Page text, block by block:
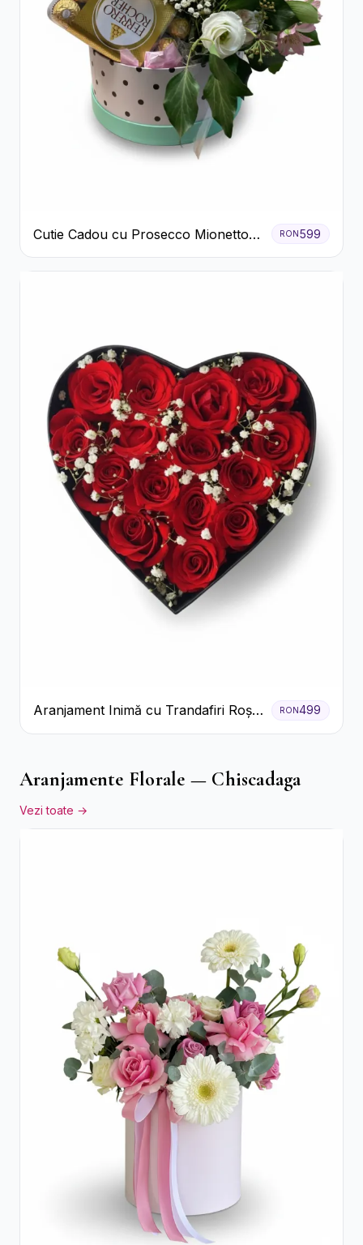
Cutie Cadou cu Prosecco Mionetto
Ferrero Rocher și Flori Pastelate
RON599
Aranjament Inimă cu Trandafiri Roșii
și Floarea Miresei
RON499
Aranjamente Florale — Chiscadaga
Vezi toate →